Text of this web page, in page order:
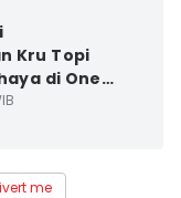
Kru Topi
di One
me